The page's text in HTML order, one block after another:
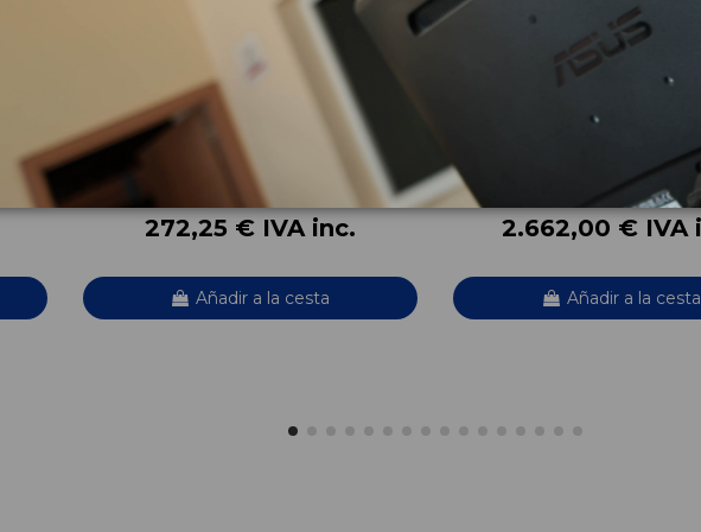
SENSOR DE APARCAMIENTO
HYUNDAI TUCSON HYBRID
OEM:99211N9100
272,25 € IVA inc.
Añadir a la cesta
MOTOR COMPLETO G4FU
ID:
2.662,00 € IVA
Añadir a la cesta